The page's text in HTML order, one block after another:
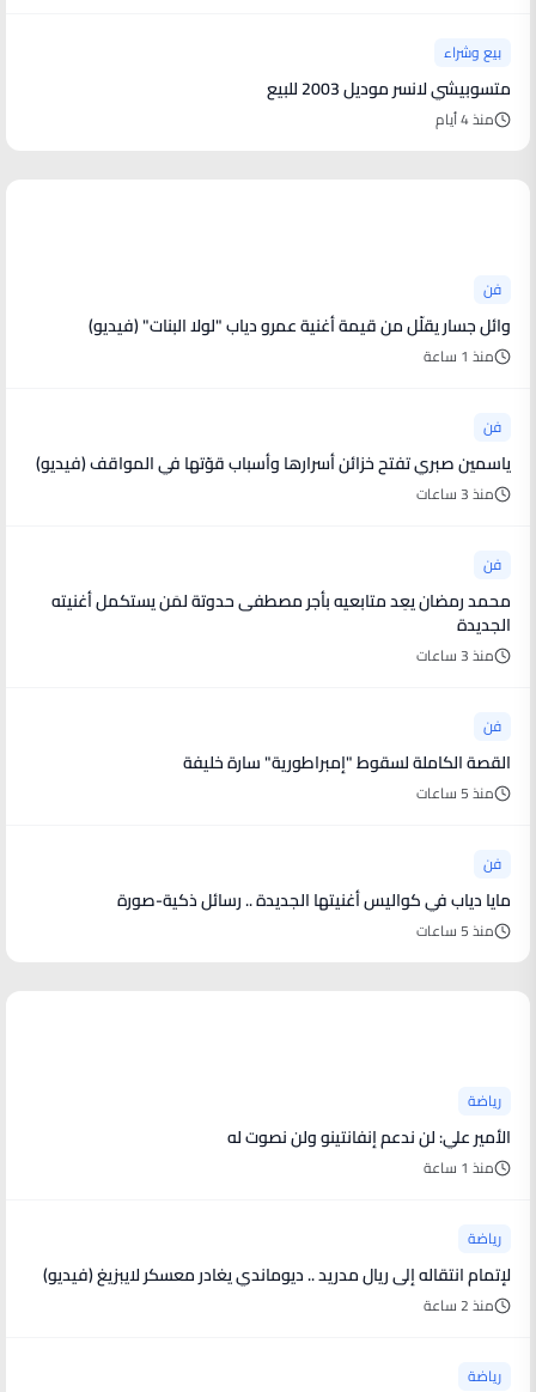
بيع وشراء
متسوبيشي لانسر موديل 2003 للبيع
منذ 4 أيام
فن
وائل جسار يقلّل من قيمة أغنية عمرو دياب "لولا البنات" (فيديو)
منذ 1 ساعة
فن
ياسمين صبري تفتح خزائن أسرارها وأسباب قوّتها في المواقف (فيديو)
منذ 3 ساعات
فن
محمد رمضان يعِد متابعيه بأجر مصطفى حدوتة لمَن يستكمل أغنيته
الجديدة
منذ 3 ساعات
فن
القصة الكاملة لسقوط "إمبراطورية" سارة خليفة
منذ 5 ساعات
فن
مايا دياب في كواليس أغنيتها الجديدة .. رسائل ذكية-صورة
منذ 5 ساعات
رياضة
الأمير علي: لن ندعم إنفانتينو ولن نصوت له
منذ 1 ساعة
رياضة
لإتمام انتقاله إلى ريال مدريد .. ديوماندي يغادر معسكر لايبزيغ (فيديو)
منذ 2 ساعة
رياضة